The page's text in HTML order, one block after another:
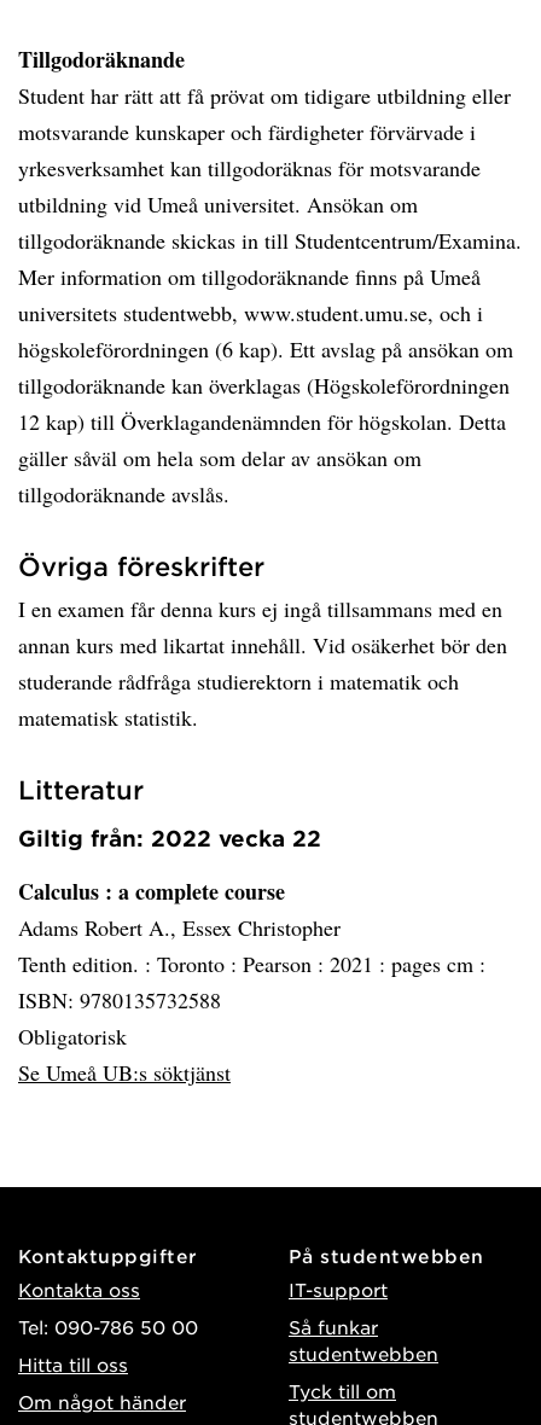
Tillgodoräknande
Student har rätt att få prövat om tidigare utbildning eller
motsvarande kunskaper och färdigheter förvärvade i
yrkesverksamhet kan tillgodoräknas för motsvarande
utbildning vid Umeå universitet. Ansökan om
tillgodoräknande skickas in till Studentcentrum/Examina.
Mer information om tillgodoräknande finns på Umeå
universitets studentwebb, www.student.umu.se, och i
högskoleförordningen (6 kap). Ett avslag på ansökan om
tillgodoräknande kan överklagas (Högskoleförordningen
12 kap) till Överklagandenämnden för högskolan. Detta
gäller såväl om hela som delar av ansökan om
tillgodoräknande avslås.
Övriga föreskrifter
I en examen får denna kurs ej ingå tillsammans med en
annan kurs med likartat innehåll. Vid osäkerhet bör den
studerande rådfråga studierektorn i matematik och
matematisk statistik.
Litteratur
Giltig från: 2022 vecka 22
Calculus : a complete course
Adams Robert A., Essex Christopher
Tenth edition. : Toronto : Pearson : 2021 : pages cm :
ISBN: 9780135732588
Obligatorisk
Se Umeå UB:s söktjänst
Kontaktuppgifter
Kontakta oss
Tel: 090-786 50 00
Hitta till oss
Om något händer
På studentwebben
IT-support
Så funkar
studentwebben
Tyck till om
studentwebben